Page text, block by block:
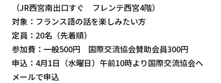
（JR西宮南出口すぐ フレンテ西宮4階）
対象：フランス語の話を楽しみたい方
定員：20名（先着順）
参加費：一般500円 国際交流協会賛助会員300円
申込：4月1日（水曜日）午前10時より国際交流協会へ
メールで申込